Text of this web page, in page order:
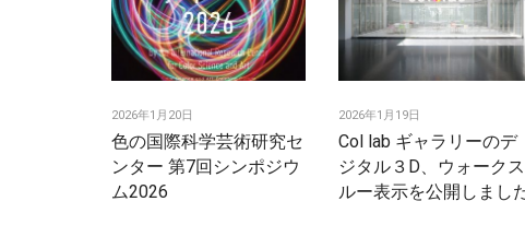
2026年1月20日
色の国際科学芸術研究セ
ンター 第7回シンポジウ
ム2026
2026年1月19日
Col lab ギャラリーのデ
ジタル３D、ウォークス
ルー表示を公開しまし